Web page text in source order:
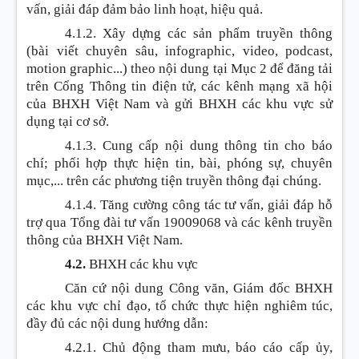
vấn, giải đáp đảm bảo linh hoạt, hiệu quả.
4.1.2. Xây dựng các sản phẩm truyền thông
(bài viết chuyên sâu, infographic, video, podcast,
motion graphic...) theo nội dung tại Mục 2 để đăng tải
trên Cổng Thông tin điện tử, các kênh mạng xã hội
của BHXH Việt Nam và gửi BHXH các khu vực sử
dụng tại cơ sở.
4.1.3. Cung cấp nội dung thông tin cho báo
chí; phối hợp thực hiện tin, bài, phóng sự, chuyên
mục,... trên các phương tiện truyền thông đại chúng.
4.1.4. Tăng cường công tác tư vấn, giải đáp hỗ
trợ qua Tổng đài tư vấn 19009068 và các kênh truyền
thông của BHXH Việt Nam.
4.2. BHXH các khu vực
Căn cứ nội dung Công văn, Giám đốc BHXH
các khu vực chỉ đạo, tổ chức thực hiện nghiêm túc,
đầy đủ các nội dung hướng dẫn:
4.2.1. Chủ động tham mưu, báo cáo cấp ủy,